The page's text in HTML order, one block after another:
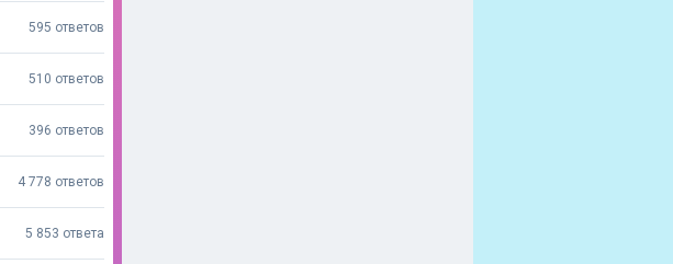
595 ответов
510 ответов
396 ответов
4 778 ответов
5 853 ответа